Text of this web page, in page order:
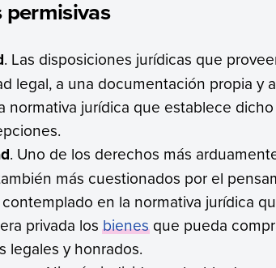
permisivas
. Las disposiciones jurídicas que
legal, a una documentación propia y
normativa jurídica que establece
. Uno de los derechos más
más cuestionados por el
en la normativa jurídica
privada losbienesque pueda
legales y honrados.